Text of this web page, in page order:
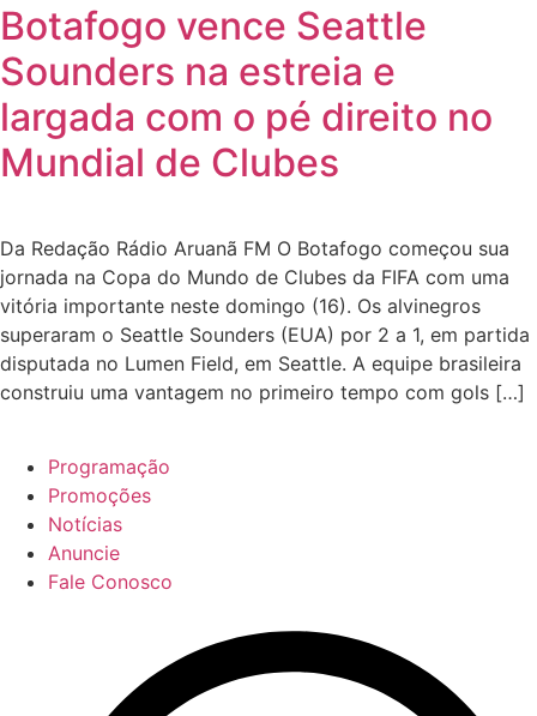
Botafogo vence Seattle
Sounders na estreia e
largada com o pé direito no
Mundial de Clubes
Da Redação Rádio Aruanã FM O Botafogo começou sua
jornada na Copa do Mundo de Clubes da FIFA com uma
vitória importante neste domingo (16). Os alvinegros
superaram o Seattle Sounders (EUA) por 2 a 1, em partida
disputada no Lumen Field, em Seattle. A equipe brasileira
construiu uma vantagem no primeiro tempo com gols […]
Programação
Promoções
Notícias
Anuncie
Fale Conosco